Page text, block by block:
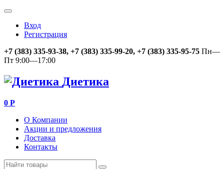
Вход
Регистрация
+7 (383) 335-93-38, +7 (383) 335-99-20, +7 (383) 335-95-75 Пн—
Пт 9:00—17:00
Диетика
0 Р
О Компании
Акции и предложения
Доставка
Контакты